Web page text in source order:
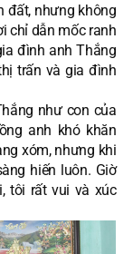
đất, nhưng không
chỉ dẫn mốc ranh
đình anh Thắng
trấn và gia đình
như con của
anh khó khăn
xóm, nhưng khi
hiến luôn. Giờ
tôi rất vui và xúc